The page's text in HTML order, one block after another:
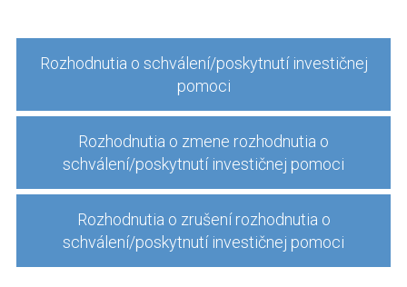
Rozhodnutia o schválení/poskytnutí investičnej
pomoci
Rozhodnutia o zmene rozhodnutia o
schválení/poskytnutí investičnej pomoci
Rozhodnutia o zrušení rozhodnutia o
schválení/poskytnutí investičnej pomoci